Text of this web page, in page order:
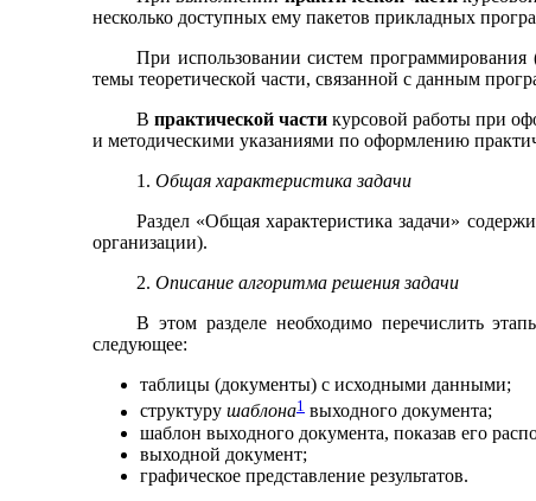
несколько доступных ему пакетов прикладных
При использовании систем
темы теоретической части, связанной с данным
В практической частикурсовой работы при
и методическими указаниями по оформлению
1. Общая характеристика задачи
Раздел «Общая характеристика задачи»
организации).
2. Описание алгоритма решения задачи
В этом разделе необходимо перечислить
следующее:
таблицы (документы) с исходными данными;
структуру шаблона1 выходного документа;
шаблон выходного документа, показав его
выходной документ;
графическое представление результатов.